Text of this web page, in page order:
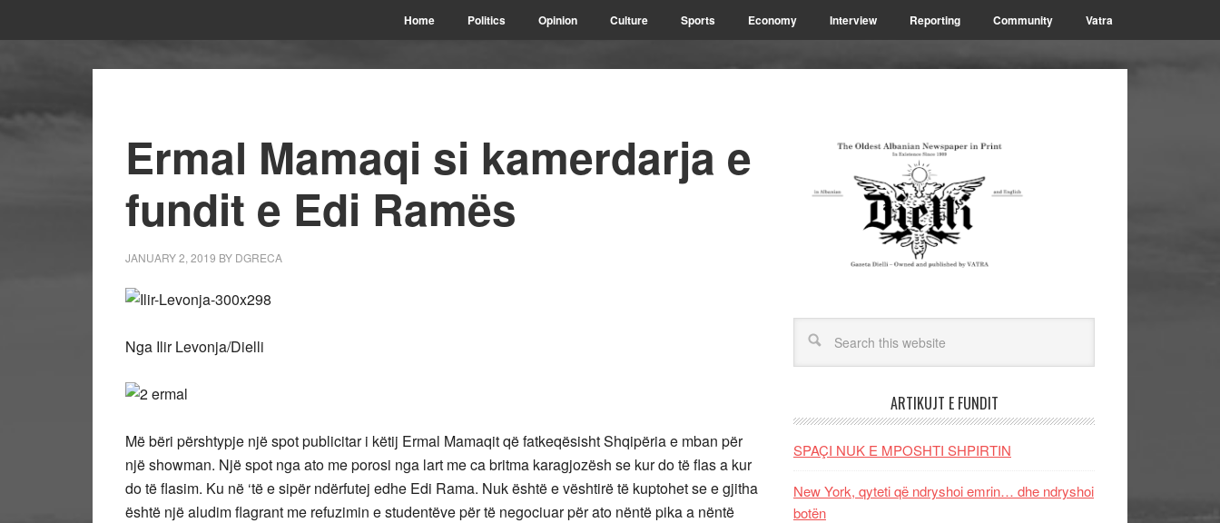
Home Politics Opinion Culture Sports Economy Interview Reporting Community Vatra
Ermal Mamaqi si kamerdarja e
fundit e Edi Ramës
JANUARY 2, 2019 BY DGRECA
Nga Ilir Levonja/Dielli
Më bëri përshtypje një spot publicitar i këtij Ermal Mamaqit që fatkeqësisht Shqipëria e mban për
një showman. Një spot nga ato me porosi nga lart me ca britma karagjozësh se kur do të flas a kur
do të flasim. Ku në ‘të e sipër ndërfutej edhe Edi Rama. Nuk është e vështirë të kuptohet se e gjitha
është një aludim flagrant me refuzimin e studentëve për të negociuar për ato nëntë pika a nëntë
ARTIKUJT E FUNDIT
SPAÇI NUK E MPOSHTI SHPIRTIN
New York, qyteti që ndryshoi emrin… dhe ndryshoi
botën